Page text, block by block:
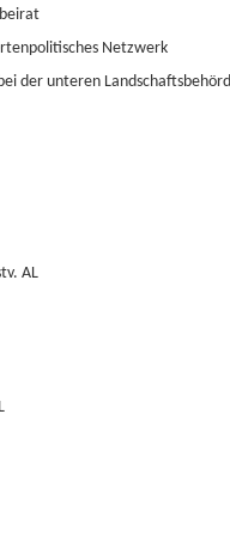
Netzwerk
der unteren
AL